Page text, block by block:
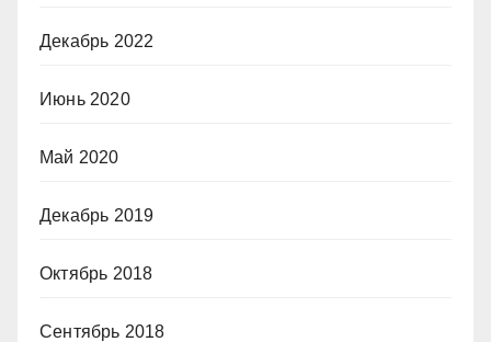
Декабрь 2022
Июнь 2020
Май 2020
Декабрь 2019
Октябрь 2018
Сентябрь 2018